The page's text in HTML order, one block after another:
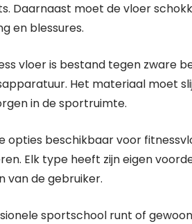
Daarnaast moet de vloer
en blessures.
vloer is bestand tegen zware
Het materiaal moet
in de sportruimte.
opties beschikbaar voor
Elk type heeft zijn eigen
van de gebruiker.
sportschool runt of